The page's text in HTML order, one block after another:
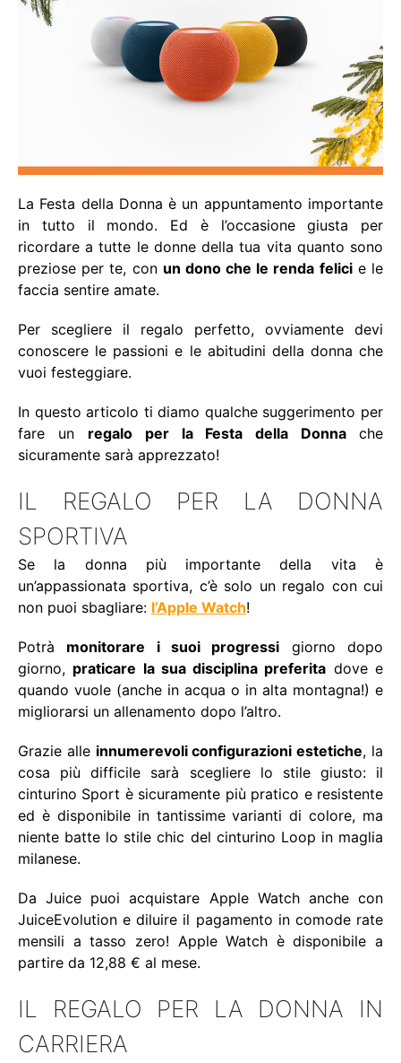
La Festa della Donna è un appuntamento importante
in tutto il mondo. Ed è l’occasione giusta per
ricordare a tutte le donne della tua vita quanto sono
preziose per te, con un dono che le renda felicie le
faccia sentire amate.
Per scegliere il regalo perfetto, ovviamente devi
conoscere le passioni e le abitudini della donna che
vuoi festeggiare.
In questo articolo ti diamo qualche suggerimento per
fare un regalo per la Festa della Donna che
sicuramente sarà apprezzato!
IL REGALO PER LA DONNA
SPORTIVA
Se la donna più importante della vita è
un’appassionata sportiva, c’è solo un regalo con cui
non puoi sbagliare: l’Apple Watch!
Potrà monitorare i suoi progressi giorno dopo
giorno, praticare la sua disciplina preferita dove e
quando vuole (anche in acqua o in alta montagna!) e
migliorarsi un allenamento dopo l’altro.
Grazie alle innumerevoli configurazioni estetiche, la
cosa più difficile sarà scegliere lo stile giusto: il
cinturino Sport è sicuramente più pratico e resistente
ed è disponibile in tantissime varianti di colore, ma
niente batte lo stile chic del cinturino Loop in maglia
milanese.
Da Juice puoi acquistare Apple Watch anche con
JuiceEvolution e diluire il pagamento in comode rate
mensili a tasso zero! Apple Watch è disponibile a
partire da 12,88 € al mese.
IL REGALO PER LA DONNA IN
CARRIERA